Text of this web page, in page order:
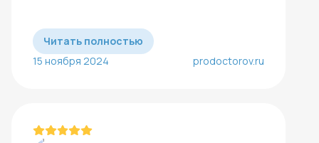
Читать полностью
15 ноября 2024
prodoctorov.ru